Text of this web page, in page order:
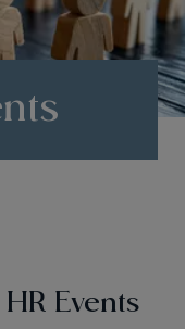
Events